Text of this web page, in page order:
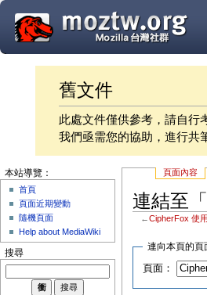
舊文件
此處文件僅供參考，請自行
我們亟需您的協助，進行共
頁面內容
連結至
←CipherFox 使
連向本頁的頁
頁面：
本站導覽：
首頁
頁面近期變動
隨機頁面
Help about MediaWiki
搜尋